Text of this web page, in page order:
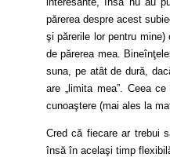
părerea despre acest
şi părerile lor pentru
de părerea mea.
suna, pe atât de dură,
are „limita mea”. Ceea
cunoaştere (mai ales la
Cred că fiecare ar trebui
însă în acelaşi timp